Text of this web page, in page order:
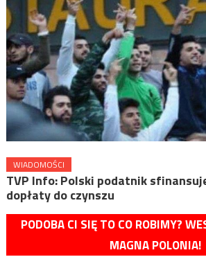
WIADOMOŚCI
TVP Info: Polski podatnik
dopłaty do czynszu
PODOBA CI SIĘ TO CO ROBIMY?
MAGNA POLONIA!